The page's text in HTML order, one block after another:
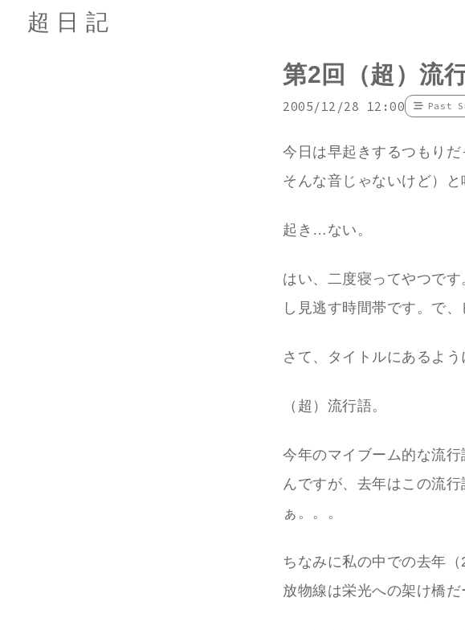
超日記
第2回（超）流行
2005/12/28 12:00 Past
今日は早起きするつもり
そんな音じゃないけど）
起き…ない。
はい、二度寝ってやつで
し見逃す時間帯です。で
さて、タイトルにあるよう
（超）流行語。
今年のマイブーム的な流
んですが、去年はこの流
ぁ。。。
ちなみに私の中での去年
放物線は栄光への架け橋だ